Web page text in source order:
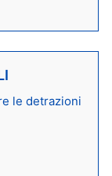
le detrazioni